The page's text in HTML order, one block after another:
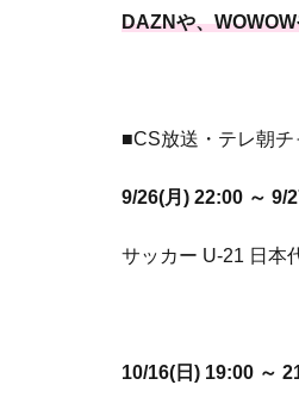
DAZNや、
■CS放送・テレ朝
9/26(月) 22:00 ～ 9/
サッカー U-21 日本
10/16(日) 19:00 ～